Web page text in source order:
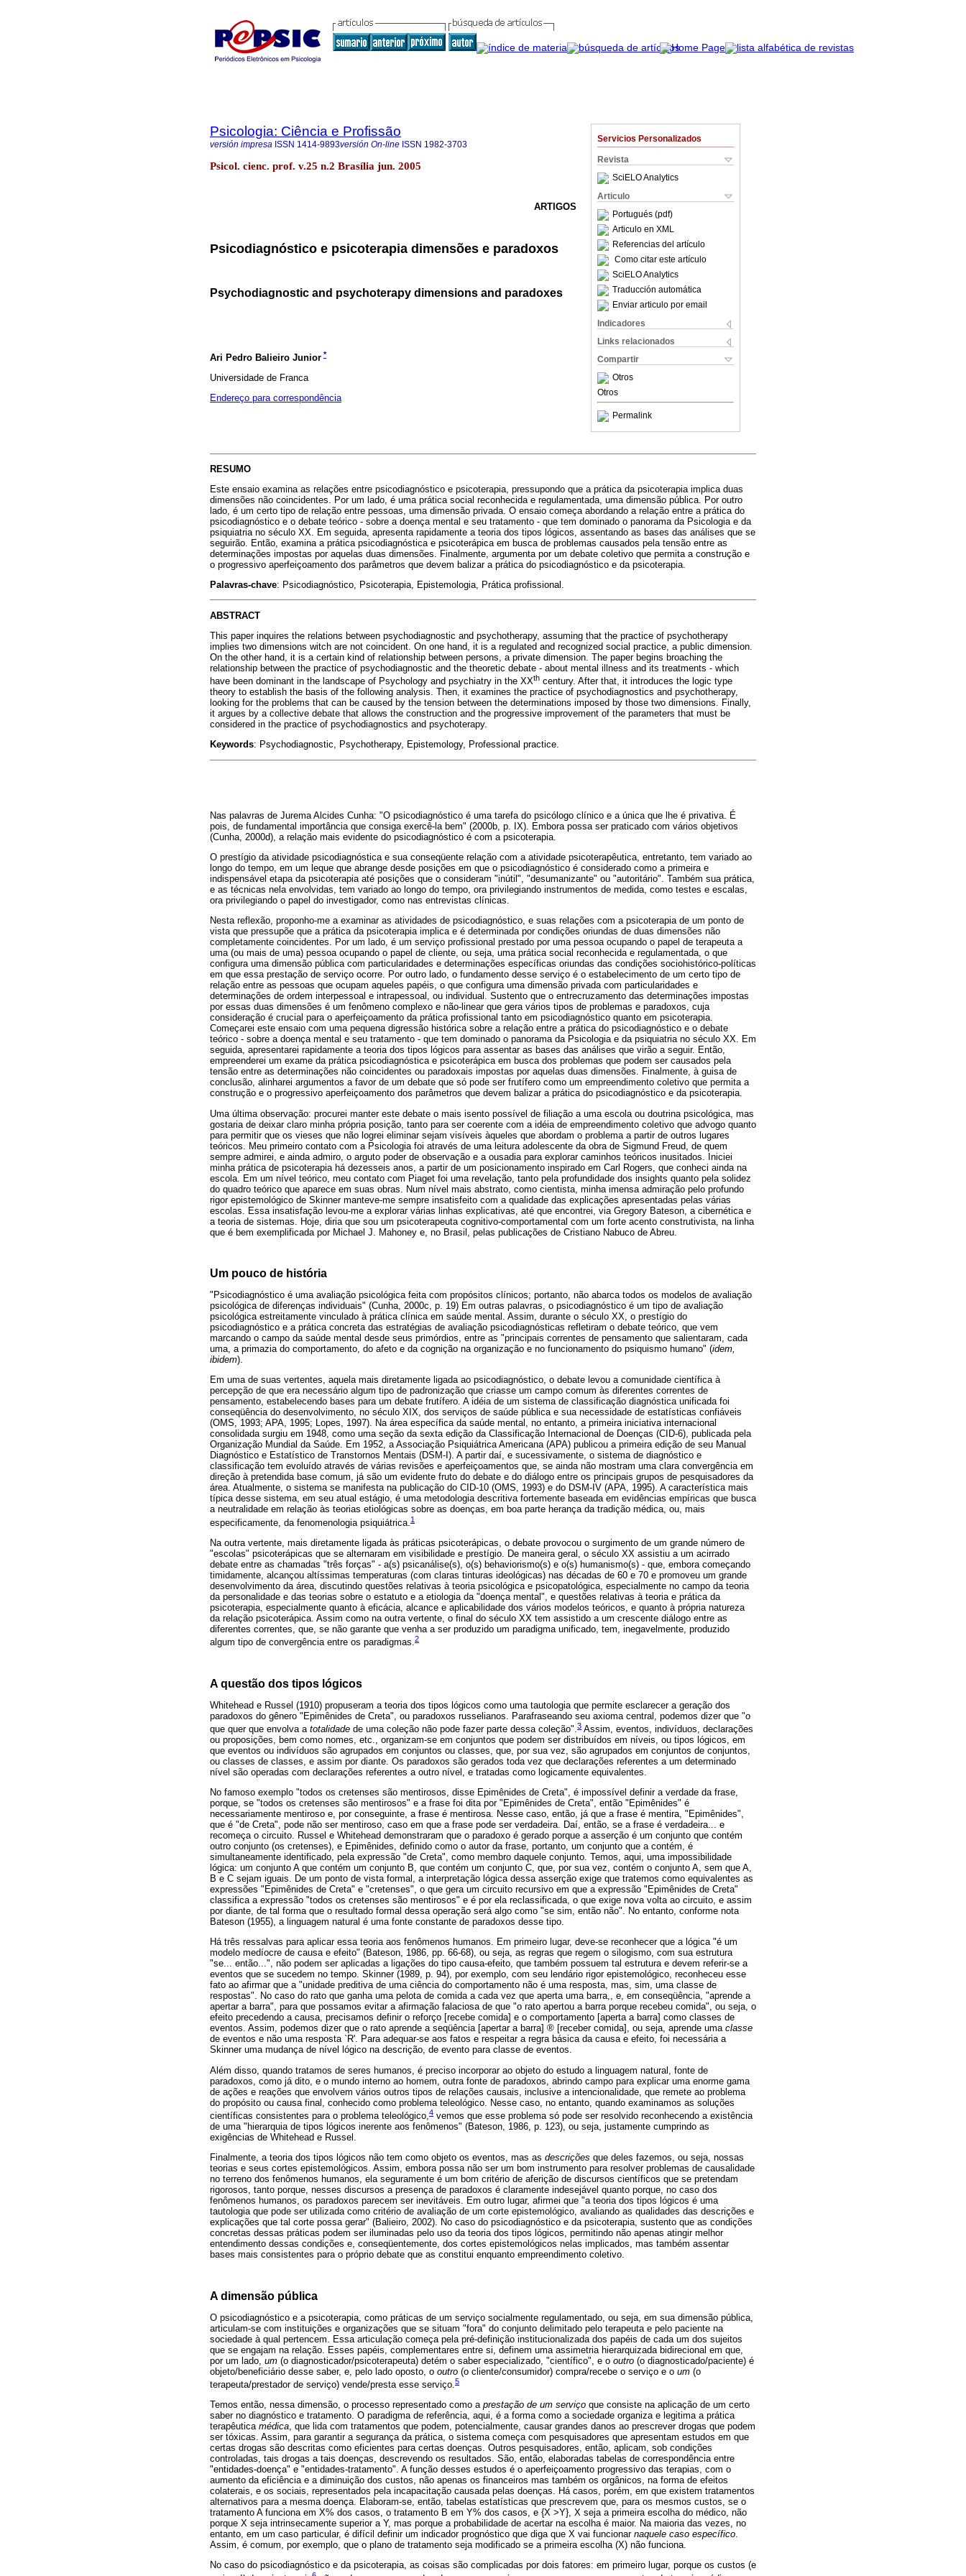
Servicios Personalizados
Revista
SciELO Analytics
Articulo
Portugués (pdf)
Articulo en XML
Referencias del artículo
Como citar este artículo
SciELO Analytics
Traducción automática
Enviar articulo por email
Indicadores
Links relacionados
Compartir
Otros
Otros
Permalink
Psicologia: Ciência e Profissão
versión impresa ISSN 1414-9893versión On-line ISSN 1982-3703
Psicol. cienc. prof. v.25 n.2 Brasília jun. 2005
ARTIGOS
Psicodiagnóstico e psicoterapia dimensões e paradoxos
Psychodiagnostic and psychoterapy dimensions and paradoxes
Ari Pedro Balieiro Junior *
Universidade de Franca
Endereço para correspondência
RESUMO
Este ensaio examina as relações entre psicodiagnóstico e psicoterapia, pressupondo que a prática da psicoterapia implica duas
dimensões não coincidentes. Por um lado, é uma prática social reconhecida e regulamentada, uma dimensão pública. Por outro
lado, é um certo tipo de relação entre pessoas, uma dimensão privada. O ensaio começa abordando a relação entre a prática do
psicodiagnóstico e o debate teórico - sobre a doença mental e seu tratamento - que tem dominado o panorama da Psicologia e da
psiquiatria no século XX. Em seguida, apresenta rapidamente a teoria dos tipos lógicos, assentando as bases das análises que se
seguirão. Então, examina a prática psicodiagnóstica e psicoterápica em busca de problemas causados pela tensão entre as
determinações impostas por aquelas duas dimensões. Finalmente, argumenta por um debate coletivo que permita a construção e
o progressivo aperfeiçoamento dos parâmetros que devem balizar a prática do psicodiagnóstico e da psicoterapia.
Palavras-chave: Psicodiagnóstico, Psicoterapia, Epistemologia, Prática profissional.
ABSTRACT
This paper inquires the relations between psychodiagnostic and psychotherapy, assuming that the practice of psychotherapy
implies two dimensions witch are not coincident. On one hand, it is a regulated and recognized social practice, a public dimension.
On the other hand, it is a certain kind of relationship between persons, a private dimension. The paper begins broaching the
relationship between the practice of psychodiagnostic and the theoretic debate - about mental illness and its treatments - which
have been dominant in the landscape of Psychology and psychiatry in the XXth century. After that, it introduces the logic type
theory to establish the basis of the following analysis. Then, it examines the practice of psychodiagnostics and psychotherapy,
looking for the problems that can be caused by the tension between the determinations imposed by those two dimensions. Finally,
it argues by a collective debate that allows the construction and the progressive improvement of the parameters that must be
considered in the practice of psychodiagnostics and psychoterapy.
Keywords: Psychodiagnostic, Psychotherapy, Epistemology, Professional practice.
Nas palavras de Jurema Alcides Cunha: "O psicodiagnóstico é uma tarefa do psicólogo clínico e a única que lhe é privativa. É
pois, de fundamental importância que consiga exercê-la bem" (2000b, p. IX). Embora possa ser praticado com vários objetivos
(Cunha, 2000d), a relação mais evidente do psicodiagnóstico é com a psicoterapia.
O prestígio da atividade psicodiagnóstica e sua conseqüente relação com a atividade psicoterapêutica, entretanto, tem variado ao
longo do tempo, em um leque que abrange desde posições em que o psicodiagnóstico é considerado como a primeira e
indispensável etapa da psicoterapia até posições que o consideram "inútil", "desumanizante" ou "autoritário". Também sua prática,
e as técnicas nela envolvidas, tem variado ao longo do tempo, ora privilegiando instrumentos de medida, como testes e escalas,
ora privilegiando o papel do investigador, como nas entrevistas clínicas.
Nesta reflexão, proponho-me a examinar as atividades de psicodiagnóstico, e suas relações com a psicoterapia de um ponto de
vista que pressupõe que a prática da psicoterapia implica e é determinada por condições oriundas de duas dimensões não
completamente coincidentes. Por um lado, é um serviço profissional prestado por uma pessoa ocupando o papel de terapeuta a
uma (ou mais de uma) pessoa ocupando o papel de cliente, ou seja, uma prática social reconhecida e regulamentada, o que
configura uma dimensão pública com particularidades e determinações específicas oriundas das condições sociohistórico-políticas
em que essa prestação de serviço ocorre. Por outro lado, o fundamento desse serviço é o estabelecimento de um certo tipo de
relação entre as pessoas que ocupam aqueles papéis, o que configura uma dimensão privada com particularidades e
determinações de ordem interpessoal e intrapessoal, ou individual. Sustento que o entrecruzamento das determinações impostas
por essas duas dimensões é um fenômeno complexo e não-linear que gera vários tipos de problemas e paradoxos, cuja
consideração é crucial para o aperfeiçoamento da prática profissional tanto em psicodiagnóstico quanto em psicoterapia.
Começarei este ensaio com uma pequena digressão histórica sobre a relação entre a prática do psicodiagnóstico e o debate
teórico - sobre a doença mental e seu tratamento - que tem dominado o panorama da Psicologia e da psiquiatria no século XX. Em
seguida, apresentarei rapidamente a teoria dos tipos lógicos para assentar as bases das análises que virão a seguir. Então,
empreenderei um exame da prática psicodiagnóstica e psicoterápica em busca dos problemas que podem ser causados pela
tensão entre as determinações não coincidentes ou paradoxais impostas por aquelas duas dimensões. Finalmente, à guisa de
conclusão, alinharei argumentos a favor de um debate que só pode ser frutífero como um empreendimento coletivo que permita a
construção e o progressivo aperfeiçoamento dos parâmetros que devem balizar a prática do psicodiagnóstico e da psicoterapia.
Uma última observação: procurei manter este debate o mais isento possível de filiação a uma escola ou doutrina psicológica, mas
gostaria de deixar claro minha própria posição, tanto para ser coerente com a idéia de empreendimento coletivo que advogo quanto
para permitir que os vieses que não logrei eliminar sejam visíveis àqueles que abordam o problema a partir de outros lugares
teóricos. Meu primeiro contato com a Psicologia foi através de uma leitura adolescente da obra de Sigmund Freud, de quem
sempre admirei, e ainda admiro, o arguto poder de observação e a ousadia para explorar caminhos teóricos inusitados. Iniciei
minha prática de psicoterapia há dezesseis anos, a partir de um posicionamento inspirado em Carl Rogers, que conheci ainda na
escola. Em um nível teórico, meu contato com Piaget foi uma revelação, tanto pela profundidade dos insights quanto pela solidez
do quadro teórico que aparece em suas obras. Num nível mais abstrato, como cientista, minha imensa admiração pelo profundo
rigor epistemológico de Skinner manteve-me sempre insatisfeito com a qualidade das explicações apresentadas pelas várias
escolas. Essa insatisfação levou-me a explorar várias linhas explicativas, até que encontrei, via Gregory Bateson, a cibernética e
a teoria de sistemas. Hoje, diria que sou um psicoterapeuta cognitivo-comportamental com um forte acento construtivista, na linha
que é bem exemplificada por Michael J. Mahoney e, no Brasil, pelas publicações de Cristiano Nabuco de Abreu.
Um pouco de história
"Psicodiagnóstico é uma avaliação psicológica feita com propósitos clínicos; portanto, não abarca todos os modelos de avaliação
psicológica de diferenças individuais" (Cunha, 2000c, p. 19) Em outras palavras, o psicodiagnóstico é um tipo de avaliação
psicológica estreitamente vinculado à prática clínica em saúde mental. Assim, durante o século XX, o prestígio do
psicodiagnóstico e a prática concreta das estratégias de avaliação psicodiagnósticas refletiram o debate teórico, que vem
marcando o campo da saúde mental desde seus primórdios, entre as "principais correntes de pensamento que salientaram, cada
uma, a primazia do comportamento, do afeto e da cognição na organização e no funcionamento do psiquismo humano" (idem,
ibidem).
Em uma de suas vertentes, aquela mais diretamente ligada ao psicodiagnóstico, o debate levou a comunidade científica à
percepção de que era necessário algum tipo de padronização que criasse um campo comum às diferentes correntes de
pensamento, estabelecendo bases para um debate frutífero. A idéia de um sistema de classificação diagnóstica unificada foi
conseqüência do desenvolvimento, no século XIX, dos serviços de saúde pública e sua necessidade de estatísticas confiáveis
(OMS, 1993; APA, 1995; Lopes, 1997). Na área específica da saúde mental, no entanto, a primeira iniciativa internacional
consolidada surgiu em 1948, como uma seção da sexta edição da Classificação Internacional de Doenças (CID-6), publicada pela
Organização Mundial da Saúde. Em 1952, a Associação Psiquiátrica Americana (APA) publicou a primeira edição de seu Manual
Diagnóstico e Estatístico de Transtornos Mentais (DSM-I). A partir daí, e sucessivamente, o sistema de diagnóstico e
classificação tem evoluído através de várias revisões e aperfeiçoamentos que, se ainda não mostram uma clara convergência em
direção à pretendida base comum, já são um evidente fruto do debate e do diálogo entre os principais grupos de pesquisadores da
área. Atualmente, o sistema se manifesta na publicação do CID-10 (OMS, 1993) e do DSM-IV (APA, 1995). A característica mais
típica desse sistema, em seu atual estágio, é uma metodologia descritiva fortemente baseada em evidências empíricas que busca
a neutralidade em relação às teorias etiológicas sobre as doenças, em boa parte herança da tradição médica, ou, mais
especificamente, da fenomenologia psiquiátrica. 1
Na outra vertente, mais diretamente ligada às práticas psicoterápicas, o debate provocou o surgimento de um grande número de
"escolas" psicoterápicas que se alternaram em visibilidade e prestígio. De maneira geral, o século XX assistiu a um acirrado
debate entre as chamadas "três forças" - a(s) psicanálise(s), o(s) behaviorismo(s) e o(s) humanismo(s) - que, embora começando
timidamente, alcançou altíssimas temperaturas (com claras tinturas ideológicas) nas décadas de 60 e 70 e promoveu um grande
desenvolvimento da área, discutindo questões relativas à teoria psicológica e psicopatológica, especialmente no campo da teoria
da personalidade e das teorias sobre o estatuto e a etiologia da "doença mental", e questões relativas à teoria e prática da
psicoterapia, especialmente quanto à eficácia, alcance e aplicabilidade dos vários modelos teóricos, e quanto à própria natureza
da relação psicoterápica. Assim como na outra vertente, o final do século XX tem assistido a um crescente diálogo entre as
diferentes correntes, que, se não garante que venha a ser produzido um paradigma unificado, tem, inegavelmente, produzido
algum tipo de convergência entre os paradigmas.2
A questão dos tipos lógicos
Whitehead e Russel (1910) propuseram a teoria dos tipos lógicos como uma tautologia que permite esclarecer a geração dos
paradoxos do gênero "Epimênides de Creta", ou paradoxos russelianos. Parafraseando seu axioma central, podemos dizer que "o
que quer que envolva a totalidade de uma coleção não pode fazer parte dessa coleção".3 Assim, eventos, indivíduos, declarações
ou proposições, bem como nomes, etc., organizam-se em conjuntos que podem ser distribuídos em níveis, ou tipos lógicos, em
que eventos ou indivíduos são agrupados em conjuntos ou classes, que, por sua vez, são agrupados em conjuntos de conjuntos,
ou classes de classes, e assim por diante. Os paradoxos são gerados toda vez que declarações referentes a um determinado
nível são operadas com declarações referentes a outro nível, e tratadas como logicamente equivalentes.
No famoso exemplo "todos os cretenses são mentirosos, disse Epimênides de Creta", é impossível definir a verdade da frase,
porque, se "todos os cretenses são mentirosos" e a frase foi dita por "Epimênides de Creta", então "Epimênides" é
necessariamente mentiroso e, por conseguinte, a frase é mentirosa. Nesse caso, então, já que a frase é mentira, "Epimênides",
que é "de Creta", pode não ser mentiroso, caso em que a frase pode ser verdadeira. Daí, então, se a frase é verdadeira... e
recomeça o circuito. Russel e Whitehead demonstraram que o paradoxo é gerado porque a asserção é um conjunto que contém
outro conjunto (os cretenses), e Epimênides, definido como o autor da frase, portanto, um conjunto que a contém, é
simultaneamente identificado, pela expressão "de Creta", como membro daquele conjunto. Temos, aqui, uma impossibilidade
lógica: um conjunto A que contém um conjunto B, que contém um conjunto C, que, por sua vez, contém o conjunto A, sem que A,
B e C sejam iguais. De um ponto de vista formal, a interpretação lógica dessa asserção exige que tratemos como equivalentes as
expressões "Epimênides de Creta" e "cretenses", o que gera um circuito recursivo em que a expressão "Epimênides de Creta"
classifica a expressão "todos os cretenses são mentirosos" e é por ela reclassificada, o que exige nova volta ao circuito, e assim
por diante, de tal forma que o resultado formal dessa operação será algo como "se sim, então não". No entanto, conforme nota
Bateson (1955), a linguagem natural é uma fonte constante de paradoxos desse tipo.
Há três ressalvas para aplicar essa teoria aos fenômenos humanos. Em primeiro lugar, deve-se reconhecer que a lógica "é um
modelo medíocre de causa e efeito" (Bateson, 1986, pp. 66-68), ou seja, as regras que regem o silogismo, com sua estrutura
"se... então...", não podem ser aplicadas a ligações do tipo causa-efeito, que também possuem tal estrutura e devem referir-se a
eventos que se sucedem no tempo. Skinner (1989, p. 94), por exemplo, com seu lendário rigor epistemológico, reconheceu esse
fato ao afirmar que a "unidade preditiva de uma ciência do comportamento não é uma resposta, mas, sim, uma classe de
respostas". No caso do rato que ganha uma pelota de comida a cada vez que aperta uma barra,, e, em conseqüência, "aprende a
apertar a barra", para que possamos evitar a afirmação falaciosa de que "o rato apertou a barra porque recebeu comida", ou seja, o
efeito precedendo a causa, precisamos definir o reforço [recebe comida] e o comportamento [aperta a barra] como classes de
eventos. Assim, podemos dizer que o rato aprende a seqüência [apertar a barra] ® [receber comida], ou seja, aprende uma classe
de eventos e não uma resposta `R'. Para adequar-se aos fatos e respeitar a regra básica da causa e efeito, foi necessária a
Skinner uma mudança de nível lógico na descrição, de evento para classe de eventos.
Além disso, quando tratamos de seres humanos, é preciso incorporar ao objeto do estudo a linguagem natural, fonte de
paradoxos, como já dito, e o mundo interno ao homem, outra fonte de paradoxos, abrindo campo para explicar uma enorme gama
de ações e reações que envolvem vários outros tipos de relações causais, inclusive a intencionalidade, que remete ao problema
do propósito ou causa final, conhecido como problema teleológico. Nesse caso, no entanto, quando examinamos as soluções
científicas consistentes para o problema teleológico,4 vemos que esse problema só pode ser resolvido reconhecendo a existência
de uma "hierarquia de tipos lógicos inerente aos fenômenos" (Bateson, 1986, p. 123), ou seja, justamente cumprindo as
exigências de Whitehead e Russel.
Finalmente, a teoria dos tipos lógicos não tem como objeto os eventos, mas as descrições que deles fazemos, ou seja, nossas
teorias e seus cortes epistemológicos. Assim, embora possa não ser um bom instrumento para resolver problemas de causalidade
no terreno dos fenômenos humanos, ela seguramente é um bom critério de aferição de discursos científicos que se pretendam
rigorosos, tanto porque, nesses discursos a presença de paradoxos é claramente indesejável quanto porque, no caso dos
fenômenos humanos, os paradoxos parecem ser inevitáveis. Em outro lugar, afirmei que "a teoria dos tipos lógicos é uma
tautologia que pode ser utilizada como critério de avaliação de um corte epistemológico, avaliando as qualidades das descrições e
explicações que tal corte possa gerar" (Balieiro, 2002). No caso do psicodiagnóstico e da psicoterapia, sustento que as condições
concretas dessas práticas podem ser iluminadas pelo uso da teoria dos tipos lógicos, permitindo não apenas atingir melhor
entendimento dessas condições e, conseqüentemente, dos cortes epistemológicos nelas implicados, mas também assentar
bases mais consistentes para o próprio debate que as constitui enquanto empreendimento coletivo.
A dimensão pública
O psicodiagnóstico e a psicoterapia, como práticas de um serviço socialmente regulamentado, ou seja, em sua dimensão pública,
articulam-se com instituições e organizações que se situam "fora" do conjunto delimitado pelo terapeuta e pelo paciente na
sociedade à qual pertencem. Essa articulação começa pela pré-definição institucionalizada dos papéis de cada um dos sujeitos
que se engajam na relação. Esses papéis, complementares entre si, definem uma assimetria hierarquizada bidirecional em que,
por um lado, um (o diagnosticador/psicoterapeuta) detém o saber especializado, "científico", e o outro (o diagnosticado/paciente) é
objeto/beneficiário desse saber, e, pelo lado oposto, o outro (o cliente/consumidor) compra/recebe o serviço e o um (o
terapeuta/prestador de serviço) vende/presta esse serviço.5
Temos então, nessa dimensão, o processo representado como a prestação de um serviço que consiste na aplicação de um certo
saber no diagnóstico e tratamento. O paradigma de referência, aqui, é a forma como a sociedade organiza e legitima a prática
terapêutica médica, que lida com tratamentos que podem, potencialmente, causar grandes danos ao prescrever drogas que podem
ser tóxicas. Assim, para garantir a segurança da prática, o sistema começa com pesquisadores que apresentam estudos em que
certas drogas são descritas como eficientes para certas doenças. Outros pesquisadores, então, aplicam, sob condições
controladas, tais drogas a tais doenças, descrevendo os resultados. São, então, elaboradas tabelas de correspondência entre
"entidades-doença" e "entidades-tratamento". A função desses estudos é o aperfeiçoamento progressivo das terapias, com o
aumento da eficiência e a diminuição dos custos, não apenas os financeiros mas também os orgânicos, na forma de efeitos
colaterais, e os sociais, representados pela incapacitação causada pelas doenças. Há casos, porém, em que existem tratamentos
alternativos para a mesma doença. Elaboram-se, então, tabelas estatísticas que prescrevem que, para os mesmos custos, se o
tratamento A funciona em X% dos casos, o tratamento B em Y% dos casos, e {X >Y}, X seja a primeira escolha do médico, não
porque X seja intrinsecamente superior a Y, mas porque a probabilidade de acertar na escolha é maior. Na maioria das vezes, no
entanto, em um caso particular, é difícil definir um indicador prognóstico que diga que X vai funcionar naquele caso específico.
Assim, é comum, por exemplo, que o plano de tratamento seja modificado se a primeira escolha (X) não funciona.
No caso do psicodiagnóstico e da psicoterapia, as coisas são complicadas por dois fatores: em primeiro lugar, porque os custos (e